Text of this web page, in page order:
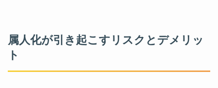
属人化が引き起こすリスクとデメリッ
ト